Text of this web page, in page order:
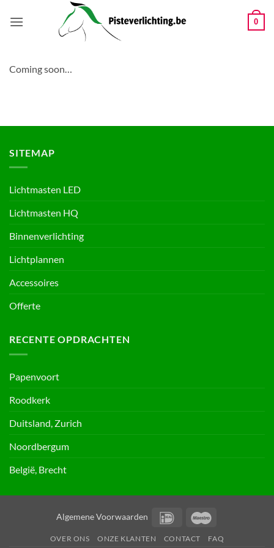
naar
0
Coming soon…
SITEMAP
Lichtmasten LED
Lichtmasten HQ
Binnenverlichting
Lichtplannen
Accessoires
Offerte
RECENTE OPDRACHTEN
Papenvoort
Roodkerk
Duitsland, Zurich
Noordbergum
België, Brecht
Algemene Voorwaarden IDeal
OVER ONS ONZE KLANTEN CONTACT FAQ